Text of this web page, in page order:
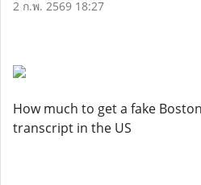
2 ก.พ. 2569 18:27
How much to get a fake
transcript in the US